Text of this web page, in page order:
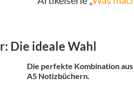
Die ideale Wahl
Die perfekte Kombination
A5 Notizbüchern.